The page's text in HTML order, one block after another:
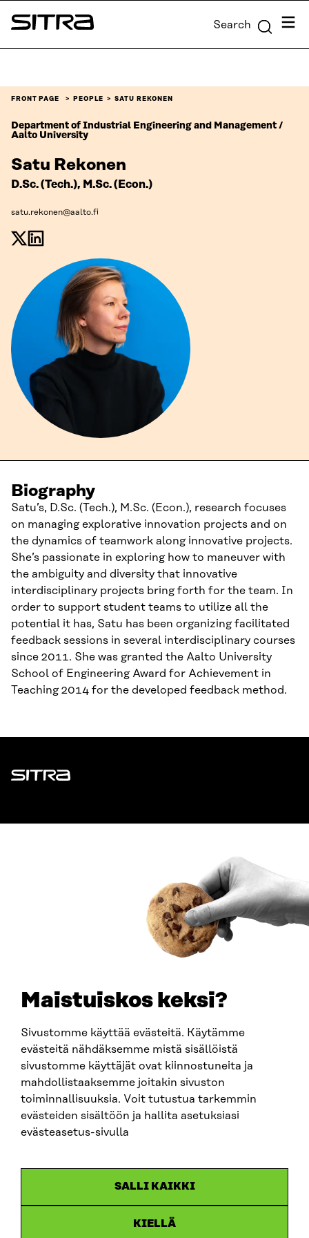
Maistuiskos keksi?
Sivustomme käyttää evästeitä. Käytämme
evästeitä nähdäksemme mistä sisällöistä
sivustomme käyttäjät ovat kiinnostuneita ja
mahdollistaaksemme joitakin sivuston
toiminnallisuuksia. Voit tutustua tarkemmin
evästeiden sisältöön ja hallita asetuksiasi
evästeasetus-sivulla
SALLI KAIKKI
KIELLÄ
Skip to
content
Sitra Search Menu
FRONT PAGE PEOPLE SATU REKONEN
Department of Industrial Engineering and Management /
Aalto University
Satu Rekonen
D.Sc. (Tech.), M.Sc. (Econ.)
satu.rekonen@aalto.fi
Biography
Satu’s, D.Sc. (Tech.), M.Sc. (Econ.), research focuses
on managing explorative innovation projects and on
the dynamics of teamwork along innovative projects.
She’s passionate in exploring how to maneuver with
the ambiguity and diversity that innovative
interdisciplinary projects bring forth for the team. In
order to support student teams to utilize all the
potential it has, Satu has been organizing facilitated
feedback sessions in several interdisciplinary courses
since 2011. She was granted the Aalto University
School of Engineering Award for Achievement in
Teaching 2014 for the developed feedback method.
Sitra
firstname.lastname@sitra.fi
SITRA ON SOCIAL MEDIA
LinkedIn
Instagram